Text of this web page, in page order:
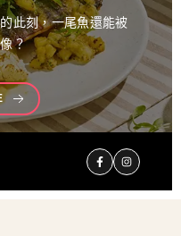
珍藏的重要時刻。堅
藝